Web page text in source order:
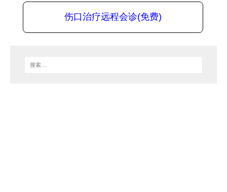
伤口治疗远程会诊(免费)